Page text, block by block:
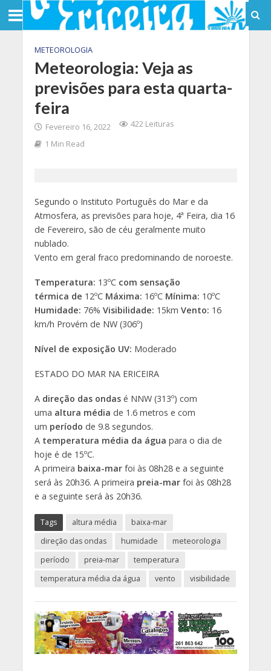
METEOROLOGIA
Meteorologia: Veja as
previsões para esta quarta-
feira
Fevereiro 16, 2022
422 Leituras
1 Min Read
Segundo o Instituto Português do Mar e da
Atmosfera, as previsões para hoje, 4ª Feira, dia 16
de Fevereiro, são de céu geralmente muito
nublado.
Vento em geral fraco predominando de noroeste.
Temperatura: 13ºC com sensação
térmica de 12ºC Máxima: 16ºC Mínima: 10ºC
Humidade: 76% Visibilidade: 15km Vento: 16
km/h Provém de NW (306º)
Nível de exposição UV: Moderado
ESTADO DO MAR NA ERICEIRA
A direção das ondasé NNW (313º) com
uma altura média de 1.6 metros e com
um período de 9.8 segundos.
A temperatura média da água para o dia de
hoje é de 15ºC.
A primeira baixa-marfoi às 08h28 e a seguinte
será às 20h36. A primeira preia-mar foi às 08h28
e a seguinte será às 20h36.
Tags altura média
baixa-mar
direção das ondas
humidade
meteorologia
período
preia-mar
temperatura
temperatura média da água
vento visibilidade